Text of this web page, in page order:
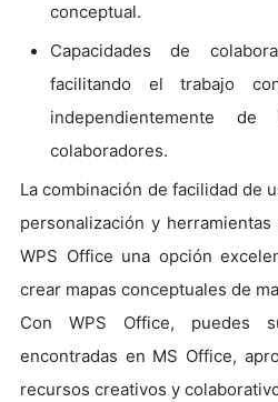
conceptual.
Capacidades de
facilitando el trabajo
independientemente
colaboradores.
La combinación de facilidad de
personalización y
WPS Office una opción
crear mapas conceptuales de
Con WPS Office, puedes
encontradas en MS Office,
recursos creativos y